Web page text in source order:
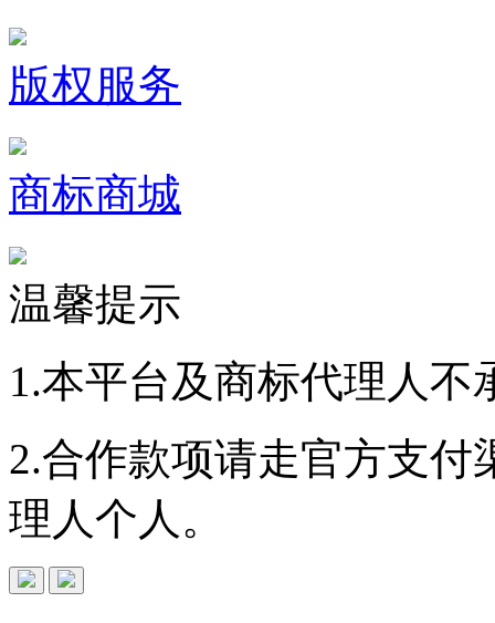
版权服务
商标商城
温馨提示
1.本平台及商标代理人不
2.合作款项请走官方支
理人个人。